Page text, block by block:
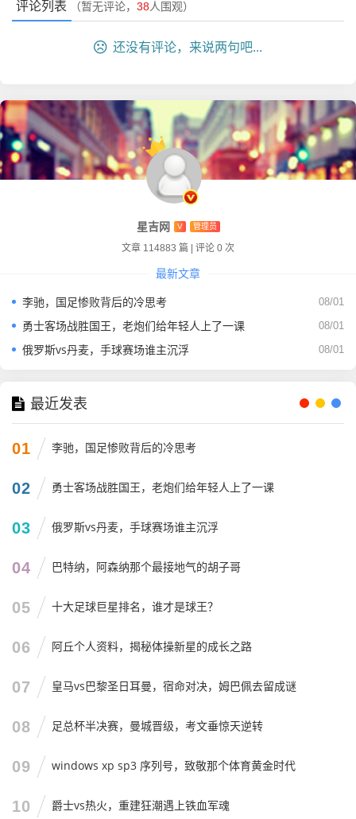
而是一个家族、一种精神的延续。
现在的湖人队，虽然战绩起起伏伏，阵容也在不断调整，但
键时刻球在他手里，全世界的心跳还是会加速，这就是“统治
力”,一种超越了数据表的统治力。
我的观点：伟大无需比较，但他已是独一无二
聊到这儿，肯定有兄弟要跟我提“GOAT”（历史最佳）的话题
了，我知道，只要一提詹姆斯，评论区里就容易吵翻天，乔
丹的粉丝会说：“詹姆斯没有公牛队两个三连霸霸气”；科比
的粉丝会说：“他没有那种曼巴精神的偏执和绝杀数量”。
但我今天想发表一点我个人的看法：为什么要比较呢？
伟大之所以是伟大，往往是因为它的不可复制性和独特性，
统治；科比代表了篮球竞技的“人性”中的极致执着,那种你不
让我赢我就跟你拼命的狠劲。
而詹姆斯，他代表的是一种“奇迹般的现实”。
他向我们展示了，如果一个人类拥有顶级的天赋，再加上顶
级的自律、顶级的球商、顶级的职业规划，他到底能把职业
生涯拉长到什么地步，能把“全面”这两个字诠释到什么程
度。
有人说他“抱团”，有人说他“数据刷子”，但咱们平心而论，在
这个商业联盟里，在这个伤病满营、球员运动寿命普遍缩短
的年代，能保持20年如一日的巅峰状态，这本身就是一种极
其恐怖的能力，你刷一个试试？别说20年，让你连续加班20
年每天保持高效工作,估计大多数人早就崩溃了。
詹姆斯加冕历史总得分王，不仅仅是他个人的荣誉，它是NB
是可以被不断推高的，原来38岁、39岁甚至40岁,依然可以在
飞人如林的NBA里予取予求。
我觉得，我们这一代人是幸运的，我们见证了乔丹最后的余
晖，见证了科比的曼巴谢幕，又完整地经历了詹姆斯从阿克
评论列表 （暂无评论， 38人围观）
还没有评论，来说两句吧...
星吉网 V 管理员
文章 114883 篇 | 评论 0 次
最新文章
08/01
李驰，国足惨败背后的冷思考
08/01
勇士客场战胜国王，老炮们给年轻人上了一课
08/01
俄罗斯vs丹麦，手球赛场谁主沉浮
最近发表
01 李驰，国足惨败背后的冷思考
02 勇士客场战胜国王，老炮们给年轻人上了一课
03 俄罗斯vs丹麦，手球赛场谁主沉浮
04 巴特纳，阿森纳那个最接地气的胡子哥
05 十大足球巨星排名，谁才是球王？
06 阿丘个人资料，揭秘体操新星的成长之路
07 皇马vs巴黎圣日耳曼，宿命对决，姆巴佩去留成谜
08 足总杯半决赛，曼城晋级，考文垂惊天逆转
09 windows xp sp3 序列号，致敬那个体育黄金时代
10 爵士vs热火，重建狂潮遇上铁血军魂